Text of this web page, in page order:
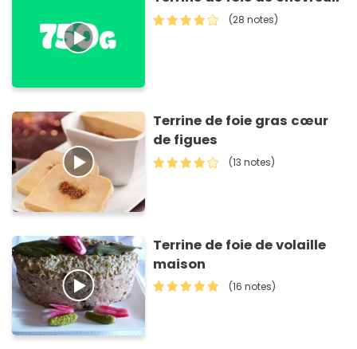
(28 notes)
Terrine de foie gras cœur
de figues
(13 notes)
Terrine de foie de volaille
maison
(16 notes)